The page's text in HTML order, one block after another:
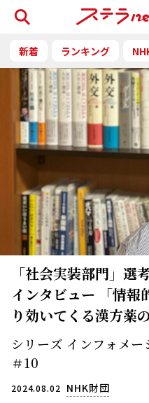
検索
新着 ランキング
「社会実装部門」選
インタビュー 「情報
り効いてくる漢方薬
シリーズ インフォメ
＃10
2024.08.02 NHK財団